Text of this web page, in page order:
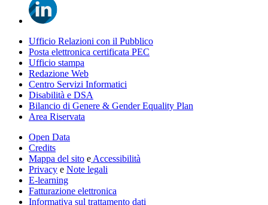
Ufficio Relazioni con il Pubblico
Posta elettronica certificata PEC
Ufficio stampa
Redazione Web
Centro Servizi Informatici
Disabilità e DSA
Bilancio di Genere & Gender Equality Plan
Area Riservata
Open Data
Credits
Mappa del sito e Accessibilità
Privacy e Note legali
E-learning
Fatturazione elettronica
Informativa sul trattamento dati